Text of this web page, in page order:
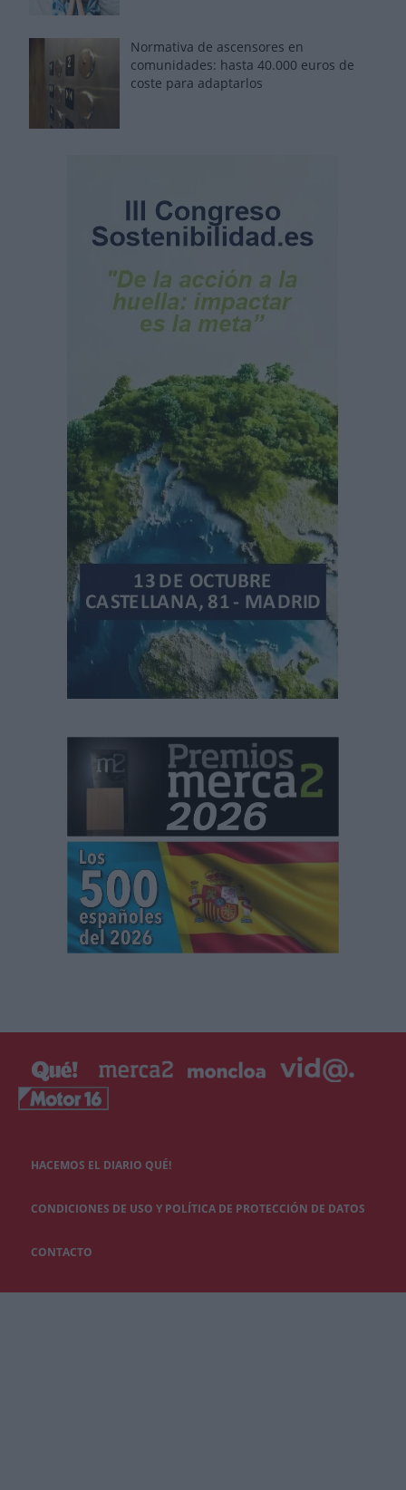
Normativa de ascensores en
comunidades: hasta 40.000 euros de
coste para adaptarlos
HACEMOS EL DIARIO QUÉ!
CONDICIONES DE USO Y POLÍTICA DE PROTECCIÓN DE DATOS
CONTACTO